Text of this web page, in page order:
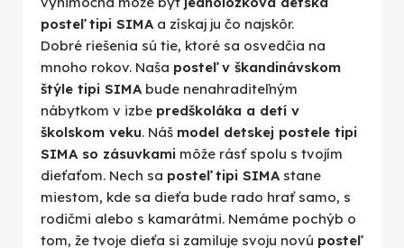
posteľ tipi SIMAa získaj ju čo najskôr.
Dobré riešenia sú tie, ktoré sa osvedčia na
mnoho rokov. Naša posteľ v škandinávskom
štýle tipi SIMAbude nenahraditeľným
nábytkom v izbe predškoláka a detí v
školskom veku. Náš model detskej postele tipi
SIMA so zásuvkami môže rásť spolu s tvojím
dieťaťom. Nech sa posteľ tipi SIMAstane
miestom, kde sa dieťa bude rado hrať samo, s
rodičmi alebo s kamarátmi. Nemáme pochýb o
tom, že tvoje dieťa si zamiluje svoju novú posteľ